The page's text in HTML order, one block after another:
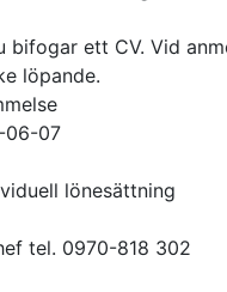
ett CV. Vid
löpande.
06-07
lönesättning
tel. 0970-818 302